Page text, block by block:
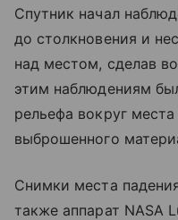
Спутник начал
до столкновения и
над местом, сделав
этим наблюдениям
рельефа вокруг
выброшенного
Снимки места
также аппарат NASA